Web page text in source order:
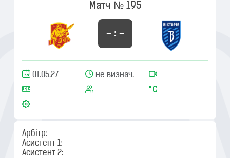
Матч № 195
– : –
01.05.27 не визнач.
Арбітр:
Асистент 1:
Асистент 2: